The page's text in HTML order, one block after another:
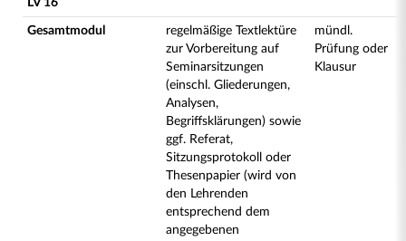
LV 16
Gesamtmodul
regelmäßige Textlektüre
zur Vorbereitung auf
Seminarsitzungen
(einschl. Gliederungen,
Analysen,
Begriffsklärungen) sowie
ggf. Referat,
Sitzungsprotokoll oder
Thesenpapier (wird von
den Lehrenden
entsprechend dem
angegebenen
mündl.
Prüfung oder
Klausur